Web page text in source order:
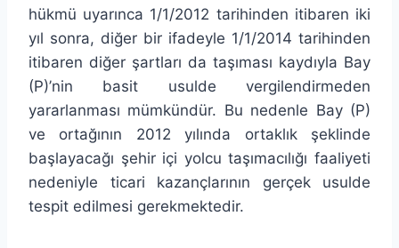
hükmü uyarınca 1/1/2012 tarihinden itibaren iki
yıl sonra, diğer bir ifadeyle 1/1/2014 tarihinden
itibaren diğer şartları da taşıması kaydıyla Bay
(P)’nin basit usulde vergilendirmeden
yararlanması mümkündür. Bu nedenle Bay (P)
ve ortağının 2012 yılında ortaklık şeklinde
başlayacağı şehir içi yolcu taşımacılığı faaliyeti
nedeniyle ticari kazançlarının gerçek usulde
tespit edilmesi gerekmektedir.